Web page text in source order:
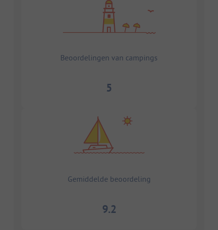
Beoordelingen van campings
5
Gemiddelde beoordeling
9.2